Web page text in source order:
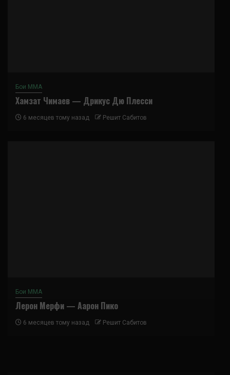
Бои ММА
Хамзат Чимаев — Дрикус Дю Плесси
6 месяцев тому назад Решит Сабитов
Бои ММА
Лерон Мерфи — Аарон Пико
6 месяцев тому назад Решит Сабитов